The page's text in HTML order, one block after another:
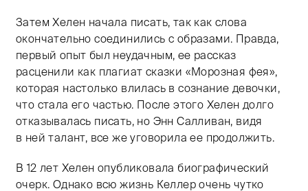
Затем Хелен начала писать, так как слова
окончательно соединились с образами. Правда,
первый опыт был неудачным, ее рассказ
расценили как плагиат сказки «Морозная фея»,
которая настолько влилась в сознание девочки,
что стала его частью. После этого Хелен долго
отказывалась писать, но Энн Салливан, видя
в ней талант, все же уговорила ее продолжить.
В 12 лет Хелен опубликовала биографический
очерк. Однако всю жизнь Келлер очень чутко